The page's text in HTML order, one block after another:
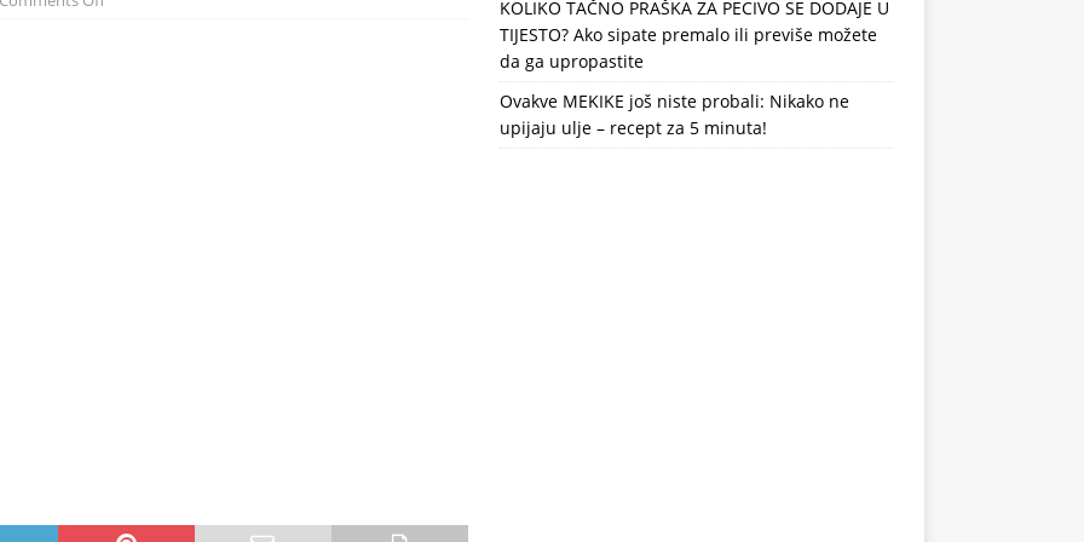
KOLIKO TAČNO PRAŠKA ZA PECIVO SE DODAJE U
TIJESTO? Ako sipate premalo ili previše možete
da ga upropastite
Ovakve MEKIKE još niste probali: Nikako ne
upijaju ulje – recept za 5 minuta!